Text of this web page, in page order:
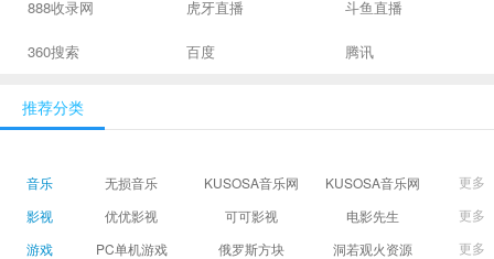
888收录网 虎牙直播 斗鱼直播
360搜索 百度 腾讯
推荐分类
音乐 无损音乐 KUSOSA音乐网 KUSOSA音乐网
更多
影视
优优影视 可可影视 电影先生
更多
游戏
PC单机游戏 俄罗斯方块 洞若观火资源
更多